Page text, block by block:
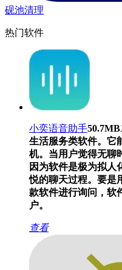
砚池清理
热门软件
小奕语音助手50.7MB
生活服务类软件。它
机。当用户觉得无聊
因为软件是极为拟人
悦的聊天过程。要是
款软件进行询问，软
户。
查看